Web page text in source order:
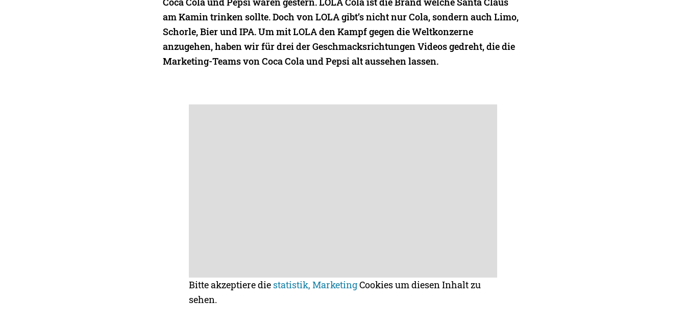
am Kamin trinken sollte. Doch von LOLA gibt’s nicht nur Cola, sondern auch Limo,
Schorle, Bier und IPA. Um mit LOLA den Kampf gegen die Weltkonzerne
anzugehen, haben wir für drei der Geschmacksrichtungen Videos gedreht, die die
Marketing-Teams von Coca Cola und Pepsi alt aussehen lassen.
Bitte akzeptiere die statistik, MarketingCookies um diesen Inhalt zu
sehen.